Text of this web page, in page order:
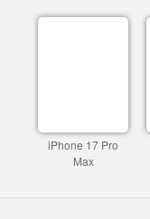
iPhone 17 Pro
Max